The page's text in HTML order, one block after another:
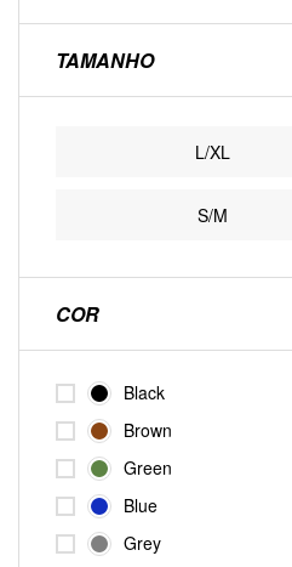
TAMANHO
L/XL
S/M
COR
Black
Brown
Green
Blue
Grey